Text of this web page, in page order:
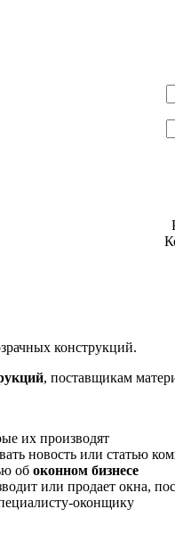
конструкций.
, поставщикам
их производят
новость или статью
об оконном бизнесе
или продает окна,
оконщику